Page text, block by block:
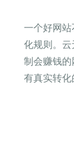
一个好网
化规则。
制会赚钱
有真实转